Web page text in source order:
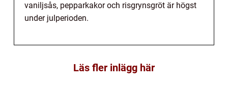
vaniljsås, pepparkakor och risgrynsgröt är högst
under julperioden.
Läs fler inlägg här